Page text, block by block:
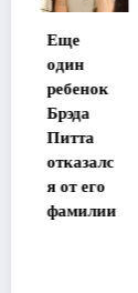
Еще
один
ребенок
Брэда
Питта
отказалс
я от его
фамилии